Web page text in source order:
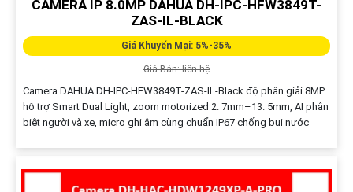
CAMERA IP 8.0MP DAHUA DH-IPC-HFW3849T-
ZAS-IL-BLACK
Giá Khuyến Mại: 5%-35%
Giá Bán: liên hệ
Camera DAHUA DH-IPC-HFW3849T-ZAS-IL-Black độ phân giải 8MP
hỗ trợ Smart Dual Light, zoom motorized 2. 7mm–13. 5mm, AI phân
biệt người và xe, micro ghi âm cùng chuẩn IP67 chống bụi nước